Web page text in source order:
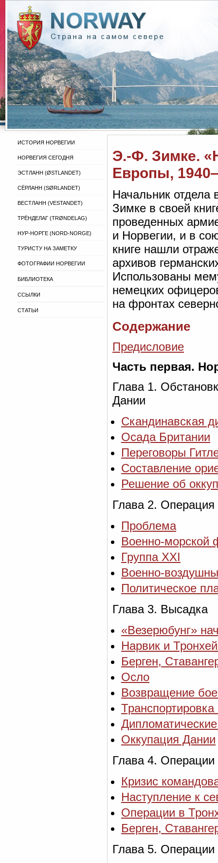
ИСТОРИЯ НОРВЕГИИ
НОРВЕГИЯ СЕГОДНЯ
ЭСТЛАНН (ØSTLANDET)
СЁРЛАНН (SØRLANDET)
ВЕСТЛАНН (VESTANDET)
ТРЁНДЕЛАГ (TRØNDELAG)
НУР-НОРГЕ (NORD-NORGE)
ТУРИСТУ НА ЗАМЕТКУ
ФОТОГРАФИИ НОРВЕГИИ
БИБЛИОТЕКА
ССЫЛКИ
СТАТЬИ
Э.-Ф. Зимке.
Европы,
Начальник
Зимке в своей
проведенных
и Норвегии, и в
книге нашли
архивов
Использованы
немецких
на фронтах
Содержание
Предисловие
Часть первая.
Глава 1.
Дании
Скандинавская
Осада Британии
Переговоры
Составление
Решение об
Глава 2. Операция
Проблема
Военно-морской
Группа XXI
Военно-
Политическое
Глава 3. Высадка
«Везерюбунг»
Нарвик и
Берген,
Осло
Возвращение
Оккупация Дании
Глава 4.
Кризис
Наступление к
Операции в
Берген,
Глава 5.